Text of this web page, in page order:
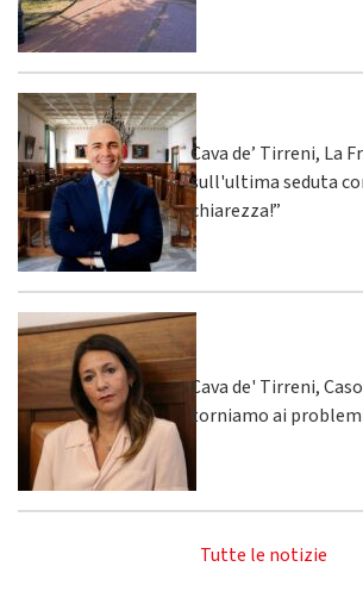
Cava de’ Tirreni, La
sull'ultima seduta
chiarezza!”
Cava de' Tirreni,
torniamo ai
Tutte le notizie